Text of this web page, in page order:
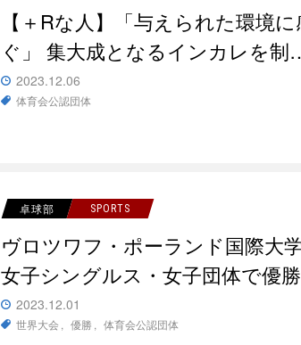
【＋Rな人】「与えられた環境
ぐ」 集大成となるインカレを制
2023.12.06
体育会公認団体
卓球部 SPORTS
ヴロツワフ・ポーランド国際大
女子シングルス・女子団体で優勝
2023.12.01
世界大会 優勝 体育会公認団体